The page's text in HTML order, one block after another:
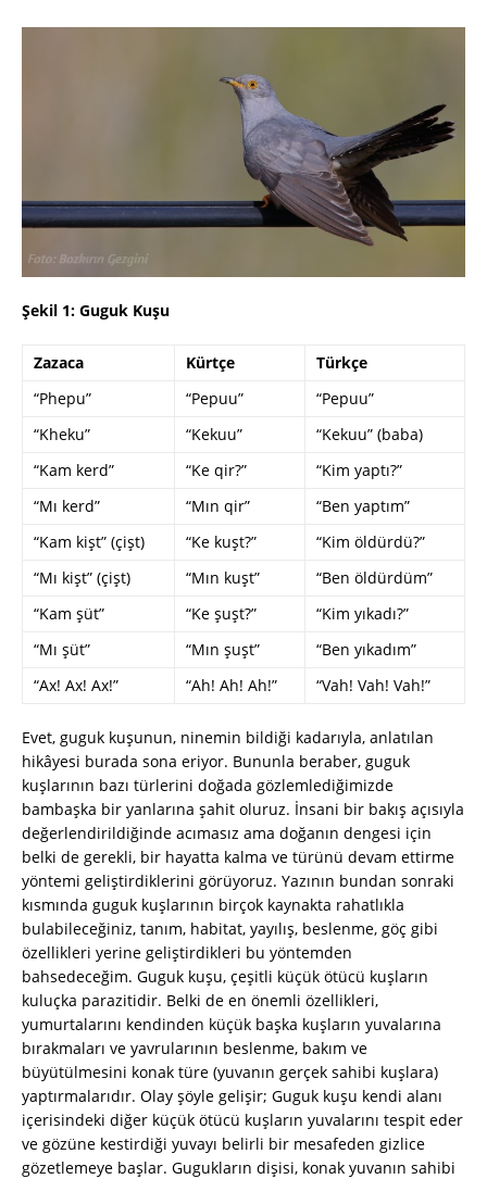
Şekil 1: Guguk Kuşu
Zazaca Kürtçe
Türkçe
“Phepu”
“Pepuu”
“Pepuu”
“Kheku”
“Kekuu”
“Kekuu” (baba)
“Kam kerd”
“Ke qir?”
“Kim yaptı?”
“Mı kerd”
“Mın qir”
“Ben yaptım”
“Kam kişt” (çişt)
“Ke kuşt?”
“Kim öldürdü?”
“Mı kişt” (çişt)
“Mın kuşt”
“Ben öldürdüm”
“Kam şüt”
“Ke şuşt?”
“Kim yıkadı?”
“Mı şüt”
“Mın şuşt”
“Ben yıkadım”
“Ax! Ax! Ax!”
“Ah! Ah! Ah!” “Vah! Vah! Vah!”
Evet, guguk kuşunun, ninemin bildiği kadarıyla, anlatılan
hikâyesi burada sona eriyor. Bununla beraber, guguk
kuşlarının bazı türlerini doğada gözlemlediğimizde
bambaşka bir yanlarına şahit oluruz. İnsani bir bakış açısıyla
değerlendirildiğinde acımasız ama doğanın dengesi için
belki de gerekli, bir hayatta kalma ve türünü devam ettirme
yöntemi geliştirdiklerini görüyoruz. Yazının bundan sonraki
kısmında guguk kuşlarının birçok kaynakta rahatlıkla
bulabileceğiniz, tanım, habitat, yayılış, beslenme, göç gibi
özellikleri yerine geliştirdikleri bu yöntemden
bahsedeceğim. Guguk kuşu, çeşitli küçük ötücü kuşların
kuluçka parazitidir. Belki de en önemli özellikleri,
yumurtalarını kendinden küçük başka kuşların yuvalarına
bırakmaları ve yavrularının beslenme, bakım ve
büyütülmesini konak türe (yuvanın gerçek sahibi kuşlara)
yaptırmalarıdır. Olay şöyle gelişir; Guguk kuşu kendi alanı
içerisindeki diğer küçük ötücü kuşların yuvalarını tespit eder
ve gözüne kestirdiği yuvayı belirli bir mesafeden gizlice
gözetlemeye başlar. Gugukların dişisi, konak yuvanın sahibi